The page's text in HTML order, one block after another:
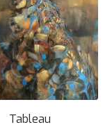
Tableau